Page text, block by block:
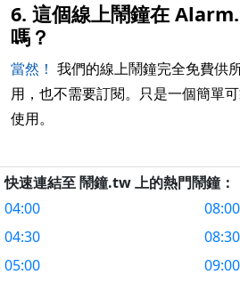
6. 這個線上鬧鐘在
嗎？
當然！ 我們的線上鬧鐘完全免費供
用，也不需要訂閱。只是一個簡單
使用。
快速連結至 鬧鐘.tw 上的熱門鬧鐘：
04:00
04:30
05:00
08:00
08:30
09:00